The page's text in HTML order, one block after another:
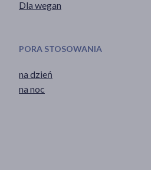
Dla wegan
PORA STOSOWANIA
na dzień
na noc